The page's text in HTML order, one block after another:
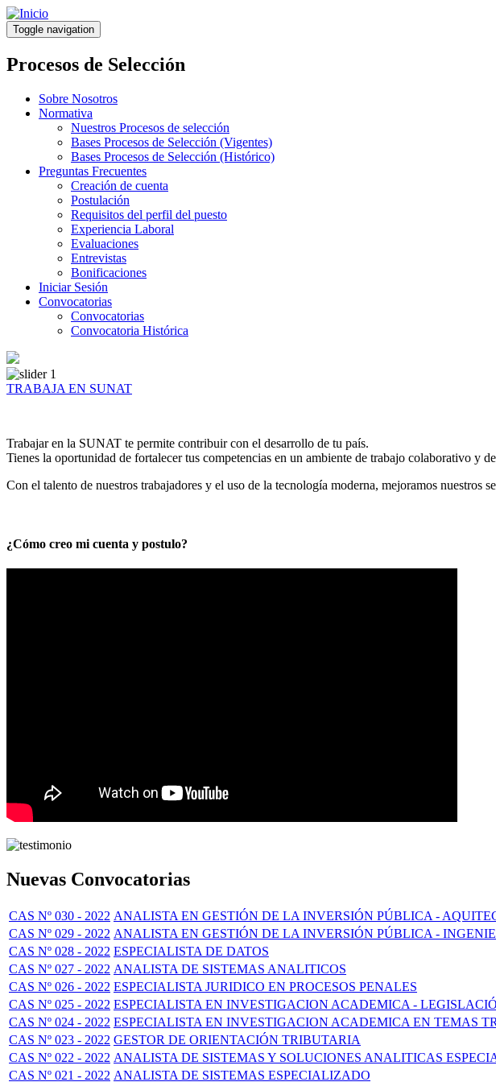
Pasar
al
contenido
principal
Toggle navigation
Procesos de Selección
Sobre Nosotros
Normativa
Nuestros Procesos de selección
Bases Procesos de Selección (Vigentes)
Bases Procesos de Selección (Histórico)
Preguntas Frecuentes
Creación de cuenta
Postulación
Requisitos del perfil del puesto
Experiencia Laboral
Evaluaciones
Entrevistas
Bonificaciones
Iniciar Sesión
Convocatorias
Convocatorias
Convocatoria Histórica
TRABAJA EN SUNAT
Trabajar en la SUNAT te permite contribuir con el desarrollo de tu país.
Tienes la oportunidad de fortalecer tus competencias en un ambiente de trabajo colaborativo y
Con el talento de nuestros trabajadores y el uso de la tecnología moderna, mejoramos nuestros
¿Cómo creo mi cuenta y postulo?
Nuevas Convocatorias
CAS Nº 030 - 2022 ANALISTA EN GESTIÓN DE LA INVERSIÓN PÚBLICA -
CAS Nº 029 - 2022 ANALISTA EN GESTIÓN DE LA INVERSIÓN PÚBLICA -
CAS Nº 028 - 2022 ESPECIALISTA DE DATOS
CAS Nº 027 - 2022 ANALISTA DE SISTEMAS ANALITICOS
CAS Nº 026 - 2022 ESPECIALISTA JURIDICO EN PROCESOS PENALES
CAS Nº 025 - 2022 ESPECIALISTA EN INVESTIGACION ACADEMICA -
CAS Nº 024 - 2022 ESPECIALISTA EN INVESTIGACION ACADEMICA EN TEMAS
CAS Nº 023 - 2022 GESTOR DE ORIENTACIÓN TRIBUTARIA
CAS Nº 022 - 2022 ANALISTA DE SISTEMAS Y SOLUCIONES ANALITICAS
CAS Nº 021 - 2022 ANALISTA DE SISTEMAS ESPECIALIZADO